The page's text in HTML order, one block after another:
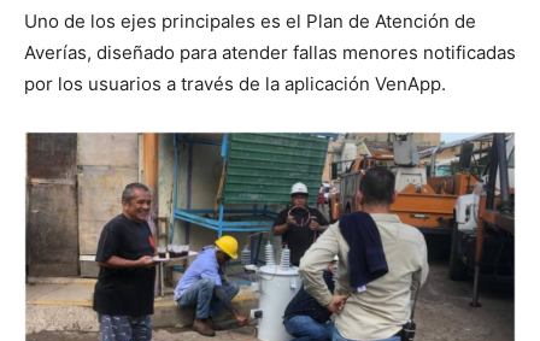
Uno de los ejes principales es el Plan de Atención de
Averías, diseñado para atender fallas menores notificadas
por los usuarios a través de la aplicación VenApp.